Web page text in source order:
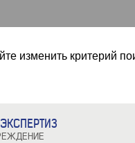
изменить критерий